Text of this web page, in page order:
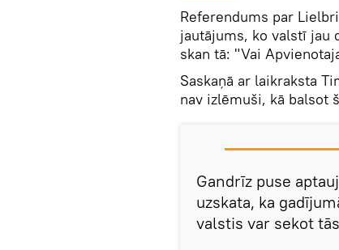
Referendums par
jautājums, ko valstī jau
skan tā: "Vai
Saskaņā ar laikraksta
nav izlēmuši, kā balsot
Gandrīz puse
uzskata, ka
valstis var sekot